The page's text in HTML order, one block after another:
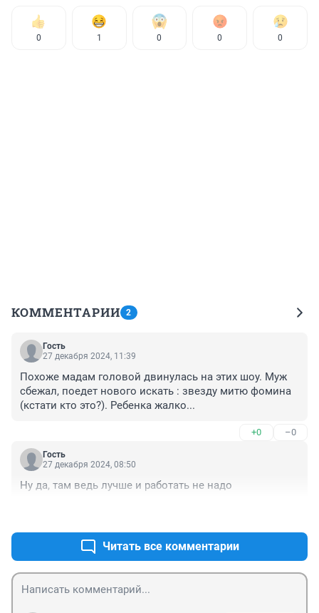
0 1 0 0 0
КОММЕНТАРИИ 2
Гость
27 декабря 2024, 11:39
Похоже мадам головой двинулась на этих шоу. Муж
сбежал, поедет нового искать : звезду митю фомина
(кстати кто это?). Ребенка жалко...
+0 –0
Гость
27 декабря 2024, 08:50
Ну да, там ведь лучше и работать не надо
Читать все комментарии